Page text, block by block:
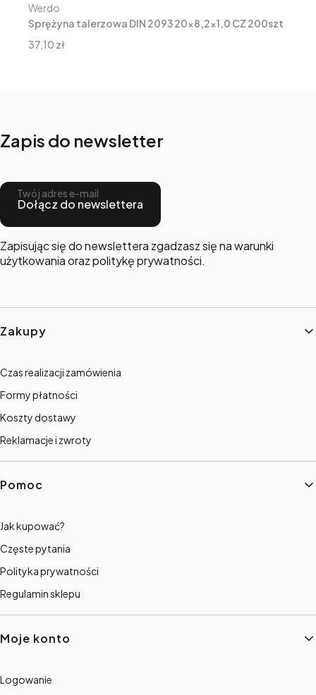
Sprężyna talerzowa DIN 2093 20x8,2x1,0 CZ 200szt
Producent
Werdo
Cena
37,10 zł
Zapis do newsletter
Twój adres e-mail
Dołącz do newslettera
Zapisując się do newslettera zgadzasz się na warunki
użytkowania oraz politykę prywatności.
Linki w stopce
Zakupy
Czas realizacji zamówienia
Formy płatności
Koszty dostawy
Reklamacje i zwroty
Pomoc
Jak kupować?
Częste pytania
Polityka prywatności
Regulamin sklepu
Moje konto
Logowanie